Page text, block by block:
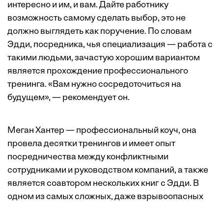
интересно и им, и вам. Дайте работнику
возможность самому сделать выбор, это не
должно выглядеть как поручение. По словам
Эдди, посредника, чья специализация — работа с
такими людьми, зачастую хорошим вариантом
является прохождение профессионального
тренинга. «Вам нужно сосредоточиться на
будущем», — рекомендует он.
Меган Хантер — профессиональный коуч, она
провела десятки тренингов и имеет опыт
посредничества между конфликтными
сотрудниками и руководством компаний, а также
является соавтором нескольких книг с Эдди. В
одном из самых сложных, даже взрывоопасных